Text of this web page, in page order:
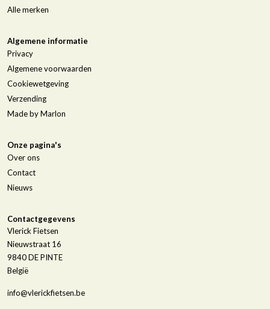
Alle merken
Algemene informatie
Privacy
Algemene voorwaarden
Cookiewetgeving
Verzending
Made by Marlon
Onze pagina's
Over ons
Contact
Nieuws
Contactgegevens
Vlerick Fietsen
Nieuwstraat 16
9840DE PINTE
België
info@vlerickfietsen.be